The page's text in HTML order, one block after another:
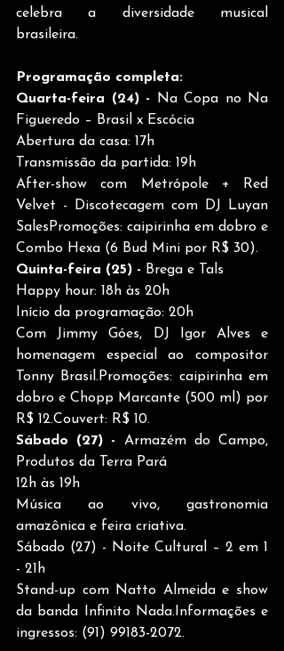
celebra a diversidade musical
brasileira.
Programação completa:
Quarta-feira (24) - Na Copa no Na
Figueredo – Brasil x Escócia
Abertura da casa: 17h
Transmissão da partida: 19h
After-show com Metrópole + Red
Velvet - Discotecagem com DJ Luyan
SalesPromoções: caipirinha em dobro e
Combo Hexa (6 Bud Mini por R$ 30).
Quinta-feira (25) - Brega e Tals
Happy hour: 18h às 20h
Início da programação: 20h
Com Jimmy Góes, DJ Igor Alves e
homenagem especial ao compositor
Tonny Brasil.Promoções: caipirinha em
dobro e Chopp Marcante (500 ml) por
R$ 12.Couvert: R$ 10.
Sábado (27) - Armazém do Campo,
Produtos da Terra Pará
12h às 19h
Música ao vivo, gastronomia
amazônica e feira criativa.
Sábado (27) - Noite Cultural – 2 em 1
- 21h
Stand-up com Natto Almeida e show
da banda Infinito Nada.Informações e
ingressos: (91) 99183-2072.